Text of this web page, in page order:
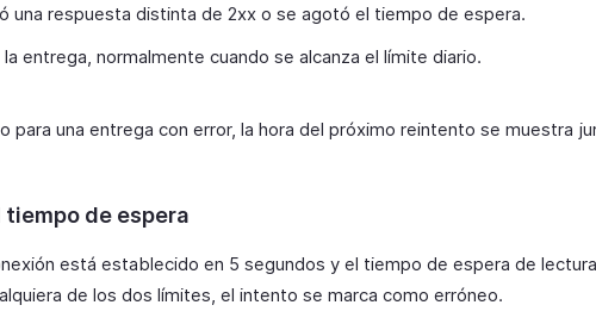
una respuesta distinta de 2xx o se agotó el tiempo de espera.
entrega, normalmente cuando se alcanza el límite diario.
para una entrega con error, la hora del próximo reintento se muestra
de espera
está establecido en 5 segundos y el tiempo de espera de
de los dos límites, el intento se marca como erróneo.